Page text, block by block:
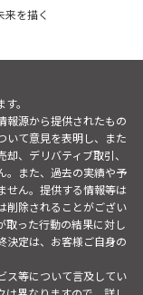
来を描く
。
報源から提供されたもの
いて意見を表明し、また
、デリバティブ取引、
。また、過去の実績や予
せん。提供する情報等は
削除されることがござい
取った行動の結果に対し
決定は、お客様ご自身の
ス等について言及してい